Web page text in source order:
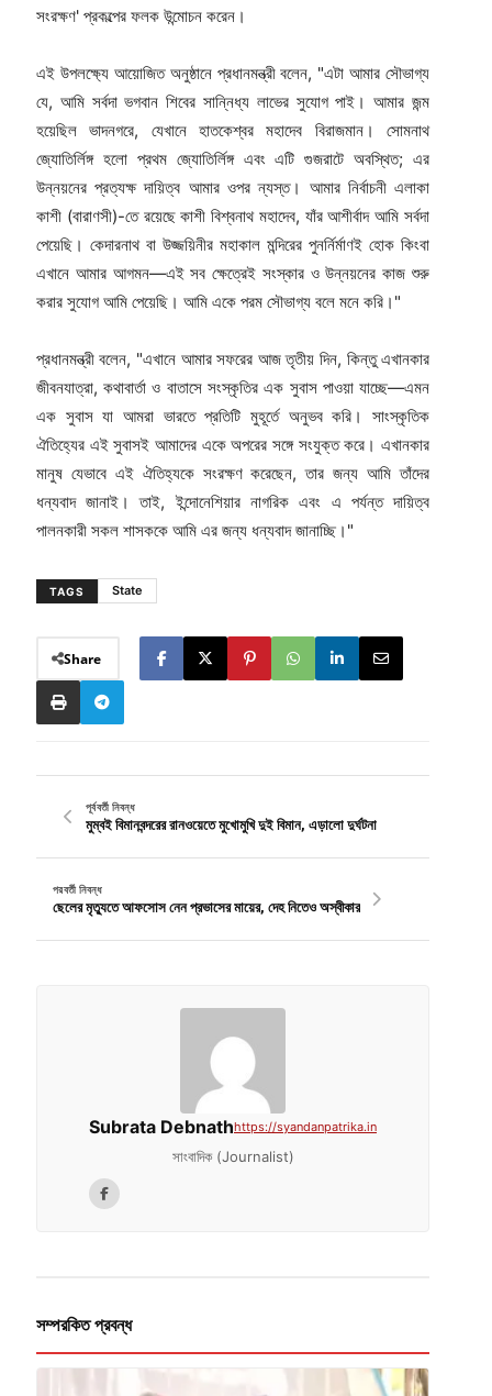
সংরক্ষণ' প্রকল্পের ফলক উন্মোচন করেন।
এই উপলক্ষ্যে আয়োজিত অনুষ্ঠানে প্রধানমন্ত্রী বলেন, "এটা আমার সৌভাগ্য
যে, আমি সর্বদা ভগবান শিবের সান্নিধ্য লাভের সুযোগ পাই। আমার জন্ম
হয়েছিল ভাদনগরে, যেখানে হাতকেশ্বর মহাদেব বিরাজমান। সোমনাথ
জ্যোতির্লিঙ্গ হলো প্রথম জ্যোতির্লিঙ্গ এবং এটি গুজরাটে অবস্থিত; এর
উন্নয়নের প্রত্যক্ষ দায়িত্ব আমার ওপর ন্যস্ত। আমার নির্বাচনী এলাকা
কাশী (বারাণসী)-তে রয়েছে কাশী বিশ্বনাথ মহাদেব, যাঁর আশীর্বাদ আমি সর্বদা
পেয়েছি। কেদারনাথ বা উজ্জয়িনীর মহাকাল মন্দিরের পুনর্নির্মাণই হোক কিংবা
এখানে আমার আগমন—এই সব ক্ষেত্রেই সংস্কার ও উন্নয়নের কাজ শুরু
করার সুযোগ আমি পেয়েছি। আমি একে পরম সৌভাগ্য বলে মনে করি।"
প্রধানমন্ত্রী বলেন, "এখানে আমার সফরের আজ তৃতীয় দিন, কিন্তু এখানকার
জীবনযাত্রা, কথাবার্তা ও বাতাসে সংস্কৃতির এক সুবাস পাওয়া যাচ্ছে—এমন
এক সুবাস যা আমরা ভারতে প্রতিটি মুহূর্তে অনুভব করি। সাংস্কৃতিক
ঐতিহ্যের এই সুবাসই আমাদের একে অপরের সঙ্গে সংযুক্ত করে। এখানকার
মানুষ যেভাবে এই ঐতিহ্যকে সংরক্ষণ করেছেন, তার জন্য আমি তাঁদের
ধন্যবাদ জানাই। তাই, ইন্দোনেশিয়ার নাগরিক এবং এ পর্যন্ত দায়িত্ব
পালনকারী সকল শাসককে আমি এর জন্য ধন্যবাদ জানাচ্ছি।"
TAGS State
Share
পূর্ববর্তী নিবন্ধ
মুম্বই বিমানবন্দরের রানওয়েতে মুখোমুখি দুই বিমান, এড়ালো দুর্ঘটনা
পরবর্তী নিবন্ধ
ছেলের মৃত্যুতে আফসোস নেন প্রভাসের মায়ের, দেহ নিতেও অস্বীকার
Subrata Debnathhttps://syandanpatrika.in
সাংবাদিক (Journalist)
সম্পরকিত প্রবন্ধ